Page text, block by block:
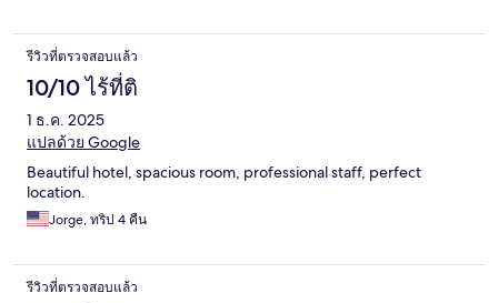
รีวิวที่ตรวจสอบแล้ว
10/10 ไร้ที่ติ
1 ธ.ค. 2025
แปลด้วย Google
Beautiful hotel, spacious room, professional staff, perfect
location.
Jorge, ทริป 4 คืน
รีวิวที่ตรวจสอบแล้ว